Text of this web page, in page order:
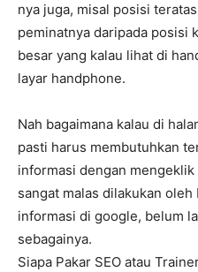
nya juga, misal posisi
peminatnya daripada posisi
besar yang kalau lihat di
layar handphone.
Nah bagaimana kalau di
pasti harus membutuhkan
informasi dengan mengeklik
sangat malas dilakukan
informasi di google, belum
sebagainya.
Siapa Pakar SEO atau